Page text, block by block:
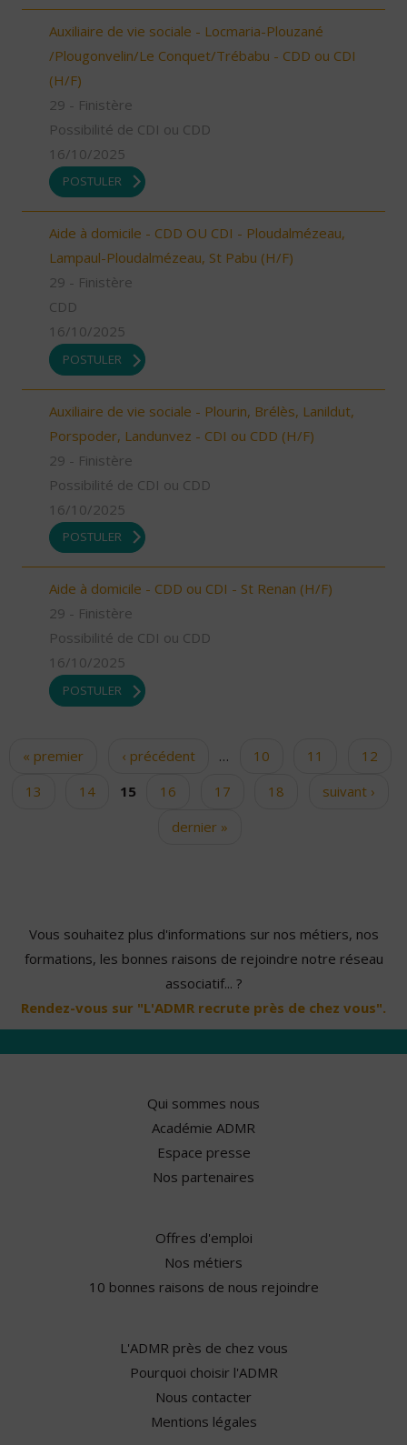
Auxiliaire de vie sociale - Locmaria-Plouzané
/Plougonvelin/Le Conquet/Trébabu - CDD ou CDI
(H/F)
29 - Finistère
Possibilité de CDI ou CDD
16/10/2025
POSTULER
Aide à domicile - CDD OU CDI - Ploudalmézeau,
Lampaul-Ploudalmézeau, St Pabu (H/F)
29 - Finistère
CDD
16/10/2025
POSTULER
Auxiliaire de vie sociale - Plourin, Brélès, Lanildut,
Porspoder, Landunvez - CDI ou CDD (H/F)
29 - Finistère
Possibilité de CDI ou CDD
16/10/2025
POSTULER
Aide à domicile - CDD ou CDI - St Renan (H/F)
29 - Finistère
Possibilité de CDI ou CDD
16/10/2025
POSTULER
Pages
« premier ‹ précédent … 10 11
12
13
14 15 16 17 18
suivant ›
dernier »
Vous souhaitez plus d'informations sur nos métiers, nos
formations, les bonnes raisons de rejoindre notre réseau
associatif... ?
Rendez-vous sur "L'ADMR recrute près de chez vous".
Qui sommes nous
Académie ADMR
Espace presse
Nos partenaires
Offres d'emploi
Nos métiers
10 bonnes raisons de nous rejoindre
L'ADMR près de chez vous
Pourquoi choisir l'ADMR
Nous contacter
Mentions légales